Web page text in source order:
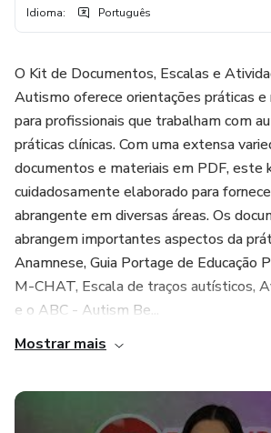
Idioma: Português
O Kit de Documentos, Escalas e
Autismo oferece orientações práticas e
para profissionais que trabalham com
práticas clínicas. Com uma extensa
documentos e materiais em PDF, este
cuidadosamente elaborado para
abrangente em diversas áreas. Os
abrangem importantes aspectos da
Anamnese, Guia Portage de Educação
M-CHAT, Escala de traços autísticos,
e o ABC - Autism Be...
Mostrar mais